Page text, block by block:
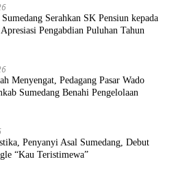
Serahkan SK Pensiun kepada
Pengabdian Puluhan Tahun
Menyengat, Pedagang Pasar Wado
Sumedang Benahi Pengelolaan
Penyanyi Asal Sumedang, Debut
“Kau Teristimewa”